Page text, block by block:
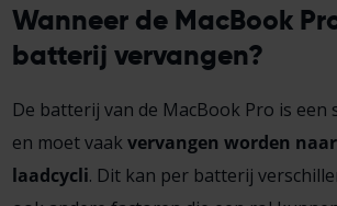
Wanneer de MacBook
batterij vervangen?
De batterij van de MacBook Pro is een
en moet vaak vervangen worden
laadcycli. Dit kan per batterij